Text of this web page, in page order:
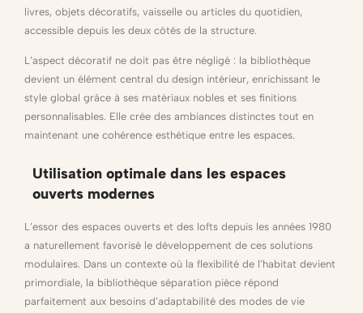
livres, objets décoratifs, vaisselle ou articles du quotidien,
accessible depuis les deux côtés de la structure.
L’aspect décoratif ne doit pas être négligé : la bibliothèque
devient un élément central du design intérieur, enrichissant le
style global grâce à ses matériaux nobles et ses finitions
personnalisables. Elle crée des ambiances distinctes tout en
maintenant une cohérence esthétique entre les espaces.
Utilisation optimale dans les espaces
ouverts modernes
L’essor des espaces ouverts et des lofts depuis les années 1980
a naturellement favorisé le développement de ces solutions
modulaires. Dans un contexte où la flexibilité de l’habitat devient
primordiale, la bibliothèque séparation pièce répond
parfaitement aux besoins d’adaptabilité des modes de vie